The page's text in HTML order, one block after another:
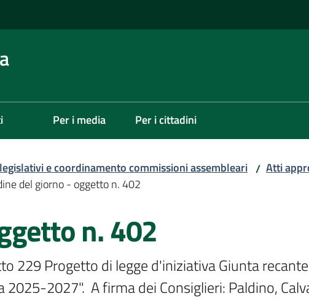
Per i media Per i cittadini
e coordinamento commissioni assembleari / Atti
del giorno - oggetto n. 402
n. 402
229 Progetto di legge d'iniziativa Giunta
2027".  A firma dei Consiglieri: Paldino,